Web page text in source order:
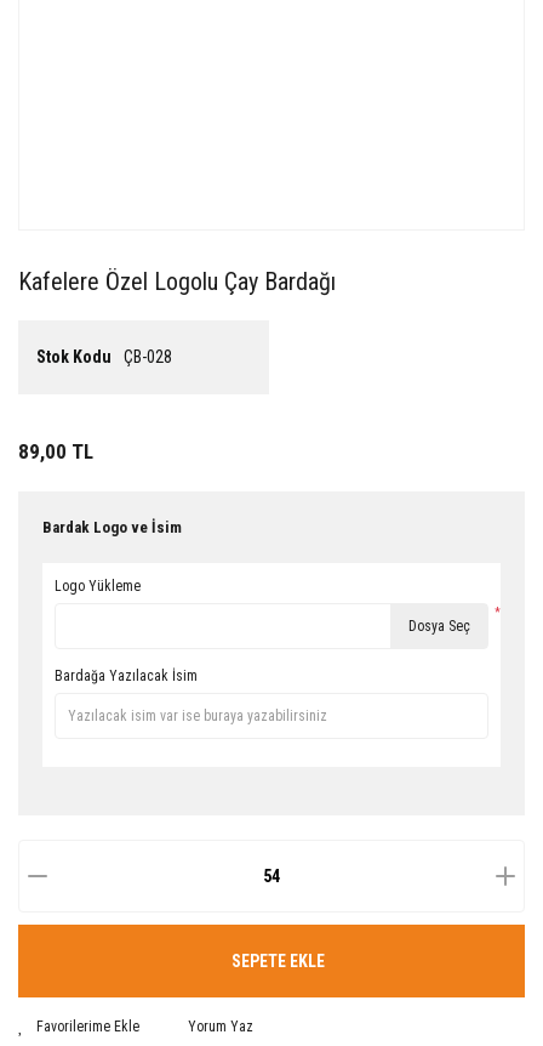
Kafelere Özel Logolu Çay Bardağı
Stok Kodu ÇB-028
89,00 TL
Bardak Logo ve İsim
Logo Yükleme
Dosya Seç
*
Bardağa Yazılacak İsim
SEPETE EKLE
Yorum Yaz